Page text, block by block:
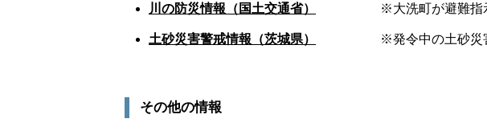
川の防災情報（国土交通省） ※大洗町が避難指示を
土砂災害警戒情報（茨城県） ※発令中の土砂災害
その他の情報